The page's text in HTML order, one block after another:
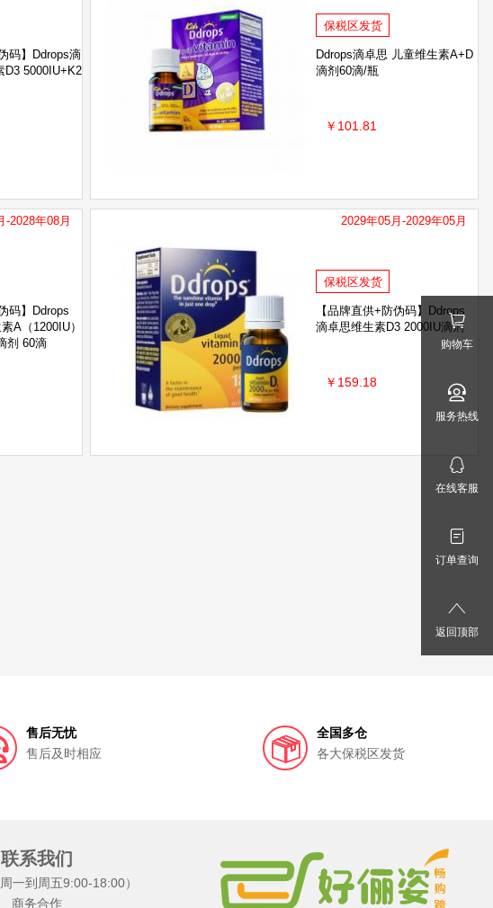
码】Ddrops滴
D3 5000IU+K2
保税区发货
Ddrops滴卓思 儿童维生素A+D
滴剂60滴/瓶
￥101.81
-2028年08月
码】Ddrops
A（1200IU）
剂 60滴
2029年05月-2029年05月
保税区发货
【品牌直供+防伪码】Ddrops
滴卓思维生素D3 2000IU滴剂
￥159.18
售后无忧
售后及时相应
全国多仓
各大保税区发货
联系我们
一到周五9:00-18:00）
商务合作
购物车
服务热线
在线客服
订单查询
返回顶部